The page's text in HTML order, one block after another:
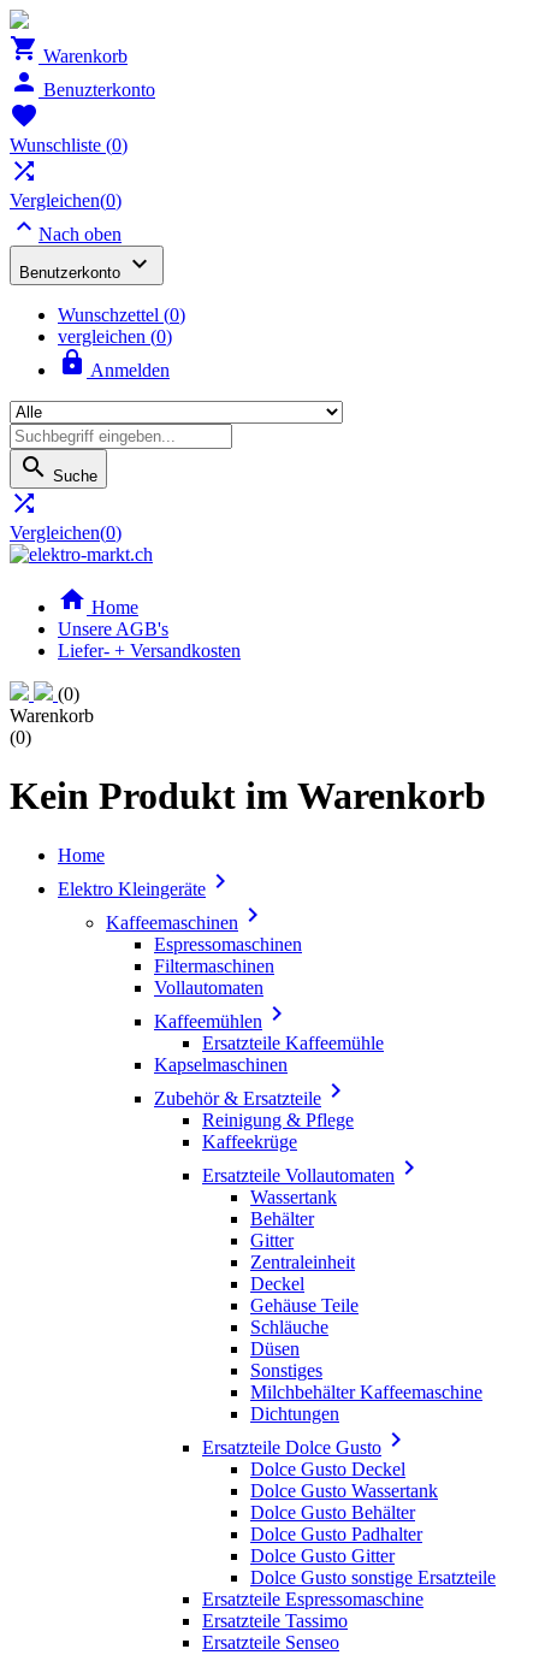
 Warenkorb
 Benuzterkonto

Wunschliste (0)

Vergleichen(0)
 Nach oben
Benutzerkonto 
Wunschzettel (0)
vergleichen (0)
 Anmelden
 Suche

Vergleichen(0)
 Home
Unsere AGB's
Liefer- + Versandkosten
(0)
Warenkorb
(0)
Kein Produkt im Warenkorb
Home
Elektro Kleingeräte 
Kaffeemaschinen 
Espressomaschinen
Filtermaschinen
Vollautomaten
Kaffeemühlen 
Ersatzteile Kaffeemühle
Kapselmaschinen
Zubehör & Ersatzteile 
Reinigung & Pflege
Kaffeekrüge
Ersatzteile Vollautomaten 
Wassertank
Behälter
Gitter
Zentraleinheit
Deckel
Gehäuse Teile
Schläuche
Düsen
Sonstiges
Milchbehälter Kaffeemaschine
Dichtungen
Ersatzteile Dolce Gusto 
Dolce Gusto Deckel
Dolce Gusto Wassertank
Dolce Gusto Behälter
Dolce Gusto Padhalter
Dolce Gusto Gitter
Dolce Gusto sonstige Ersatzteile
Ersatzteile Espressomaschine
Ersatzteile Tassimo
Ersatzteile Senseo